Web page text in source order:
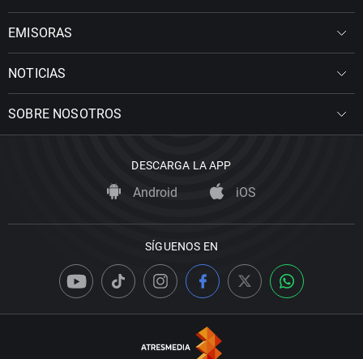
EMISORAS
NOTICIAS
SOBRE NOSOTROS
DESCARGA LA APP
Android iOS
SÍGUENOS EN